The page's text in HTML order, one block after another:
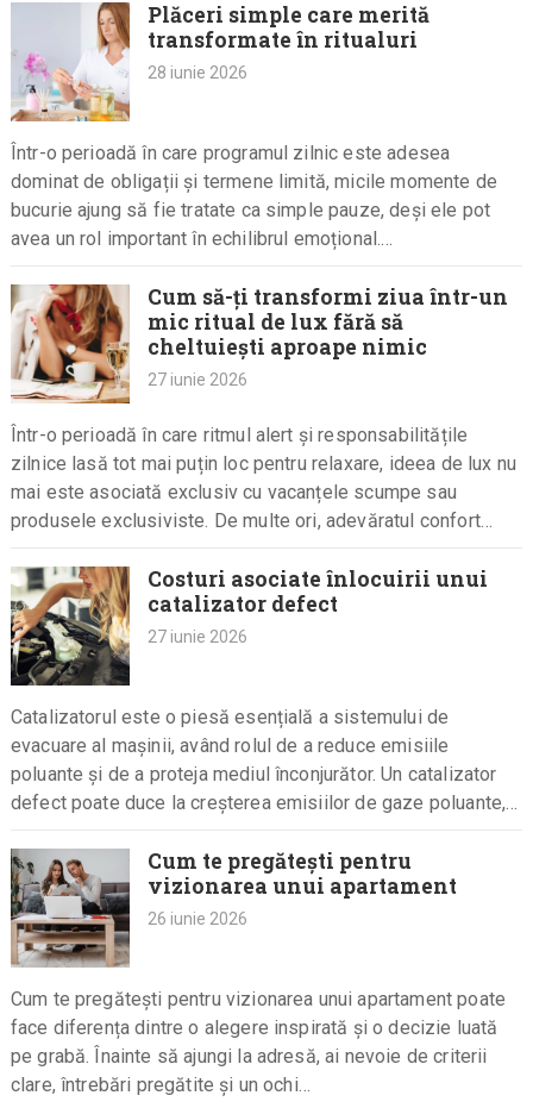
Plăceri simple care merită
transformate în ritualuri
28 iunie 2026
Într-o perioadă în care programul zilnic este adesea
dominat de obligații și termene limită, micile momente de
bucurie ajung să fie tratate ca simple pauze, deși ele pot
avea un rol important în echilibrul emoțional.…
Cum să-ți transformi ziua într-un
mic ritual de lux fără să
cheltuiești aproape nimic
27 iunie 2026
Într-o perioadă în care ritmul alert și responsabilitățile
zilnice lasă tot mai puțin loc pentru relaxare, ideea de lux nu
mai este asociată exclusiv cu vacanțele scumpe sau
produsele exclusiviste. De multe ori, adevăratul confort…
Costuri asociate înlocuirii unui
catalizator defect
27 iunie 2026
Catalizatorul este o piesă esențială a sistemului de
evacuare al mașinii, având rolul de a reduce emisiile
poluante și de a proteja mediul înconjurător. Un catalizator
defect poate duce la creșterea emisiilor de gaze poluante,…
Cum te pregătești pentru
vizionarea unui apartament
26 iunie 2026
Cum te pregătești pentru vizionarea unui apartament poate
face diferența dintre o alegere inspirată și o decizie luată
pe grabă. Înainte să ajungi la adresă, ai nevoie de criterii
clare, întrebări pregătite și un ochi…